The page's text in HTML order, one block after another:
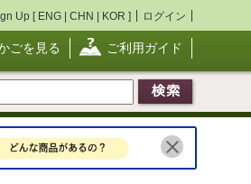
Up [ ENG | CHN | KOR ] ログイン
ごを見る ご利用ガイド